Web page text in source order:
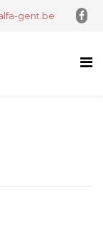
gent.be